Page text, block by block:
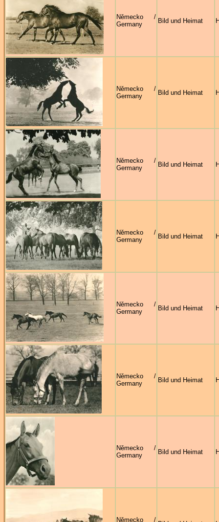
Německo /
Germany
Bild und Heimat
Německo /
Germany
Bild und Heimat
Německo /
Germany
Bild und Heimat
Německo /
Germany
Bild und Heimat
Německo /
Germany
Bild und Heimat
Německo /
Germany
Bild und Heimat
Německo /
Germany
Bild und Heimat
Německo /